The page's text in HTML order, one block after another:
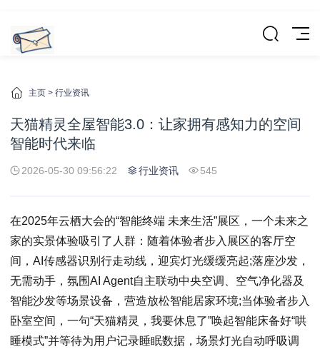
主页 > 行业资讯
天猫精灵全屋智能3.0：让家拥有感知力的空间
智能时代来临
2026-05-30 09:56:22 行业资讯 545
在2025年云栖大会的“智能终端 未来生活”展区，一个未来之
家的实景体验吸引了人群：随着体验者步入展区的客厅空
间，AI传感器识别行走动线，迎宾灯光缓缓亮起;落座沙发，
无需动手，氛围AI Agent自主联动中央空调、空气净化器及
智能沙发等场景设备，营造放松智能居家环境;当体验者步入
卧室空间，一句“天猫精灵，我要休息了”唤起智能床备好“哄
睡模式”并等待为用户记录睡眠数据，场景灯光自动呼吸调